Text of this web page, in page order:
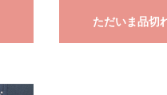
ただいま品切